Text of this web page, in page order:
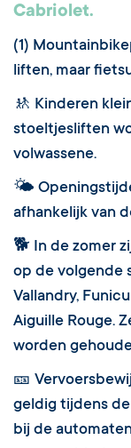
Cabriolet.
(1)
liften, maar
🚸 Kinderen
stoeltjesliften
volwassene.
🌤
afhankelijk van
🐕 In de zomer
op de volgende
Vallandry,
Aiguille Rouge.
worden
🎫
geldig tijdens
bij de